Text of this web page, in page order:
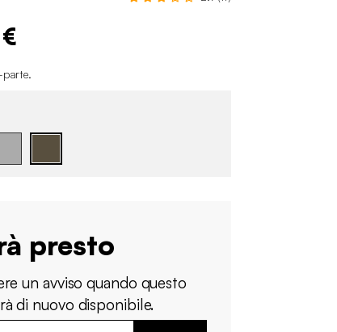
parte.
presto
un avviso quando questo
di nuovo disponibile.